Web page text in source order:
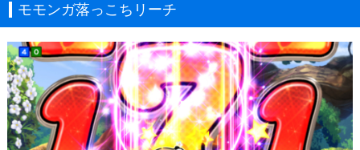
モモンガ落っこちリーチ